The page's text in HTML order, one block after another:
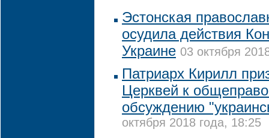
Эстонская
осудила действия
Украине 03 октября
Патриарх Кирилл
Церквей к
обсуждению
октября 2018 года, 18:25